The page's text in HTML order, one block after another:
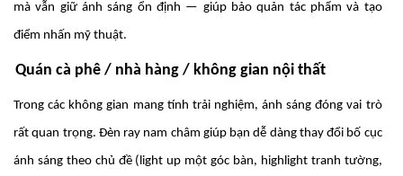
mà vẫn giữ ánh sáng ổn định — giúp bảo quản tác phẩm và tạo
điểm nhấn mỹ thuật.
Quán cà phê / nhà hàng / không gian nội thất
Trong các không gian mang tính trải nghiệm, ánh sáng đóng vai trò
rất quan trọng. Đèn ray nam châm giúp bạn dễ dàng thay đổi bố cục
ánh sáng theo chủ đề (light up một góc bàn, highlight tranh tường,